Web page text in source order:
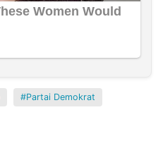
Partai Demokrat